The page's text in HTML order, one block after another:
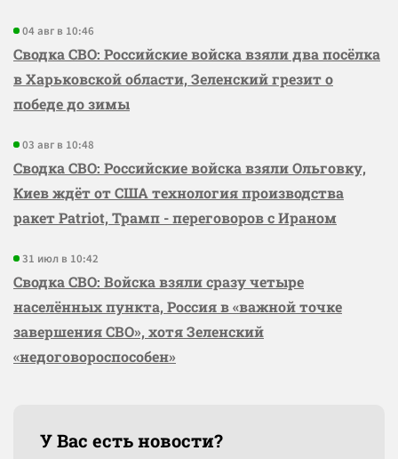
04 авг в 10:46
Сводка СВО: Российские войска взяли два посёлка
в Харьковской области, Зеленский грезит о
победе до зимы
03 авг в 10:48
Сводка СВО: Российские войска взяли Ольговку,
Киев ждёт от США технология производства
ракет Patriot, Трамп - переговоров с Ираном
31 июл в 10:42
Сводка СВО: Войска взяли сразу четыре
населённых пункта, Россия в «важной точке
завершения СВО», хотя Зеленский
«недоговороспособен»
У Вас есть новости?